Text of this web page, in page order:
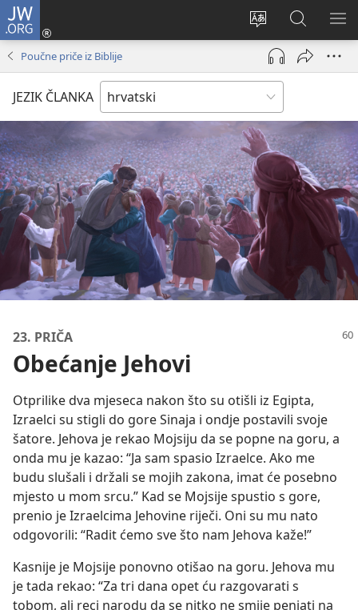
JW.ORG
Promijeni
jezik
Prijava
(otvara
prozor)
JW.ORG
|
Pretraga
Poučne priče iz Biblije
JEZIK ČLANKA
23. PRIČA
Obećanje Jehovi
Otprilike dva mjeseca nakon što su otišli iz Egipta,
Izraelci su stigli do gore Sinaja i ondje postavili svoje
šatore. Jehova je rekao Mojsiju da se popne na goru, a
onda mu je kazao: “Ja sam spasio Izraelce. Ako me
budu slušali i držali se mojih zakona, imat će posebno
mjesto u mom srcu.” Kad se Mojsije spustio s gore,
prenio je Izraelcima Jehovine riječi. Oni su mu nato
odgovorili: “Radit ćemo sve što nam Jehova kaže!”
Kasnije je Mojsije ponovno otišao na goru. Jehova mu
je tada rekao: “Za tri dana opet ću razgovarati s
tobom, ali reci narodu da se nitko ne smije penjati na